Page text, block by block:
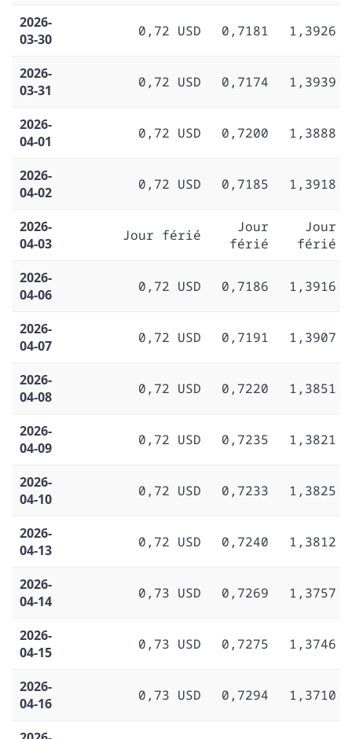
2026-
03-30
0,72 USD 0,7181 1,3926
2026-
03-31
0,72 USD 0,7174 1,3939
2026-
04-01
0,72 USD 0,7200 1,3888
2026-
04-02
0,72 USD 0,7185 1,3918
2026-
04-03
Jour férié
Jour
férié
Jour
férié
2026-
04-06
0,72 USD 0,7186 1,3916
2026-
04-07
0,72 USD 0,7191 1,3907
2026-
04-08
0,72 USD 0,7220 1,3851
2026-
04-09
0,72 USD 0,7235 1,3821
2026-
04-10
0,72 USD 0,7233 1,3825
2026-
04-13
0,72 USD 0,7240 1,3812
2026-
04-14
0,73 USD 0,7269 1,3757
2026-
04-15
0,73 USD 0,7275 1,3746
2026-
04-16
0,73 USD 0,7294 1,3710